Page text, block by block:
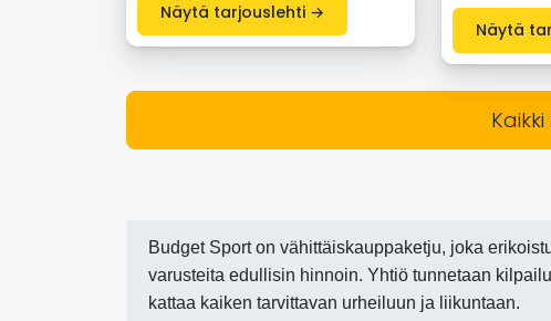
Näytä tarjouslehti →
Budget Sport on vähittäiskauppaketju, joka
varusteita edullisin hinnoin. Yhtiö tunnetaan
kattaa kaiken tarvittavan urheiluun ja liikuntaan.